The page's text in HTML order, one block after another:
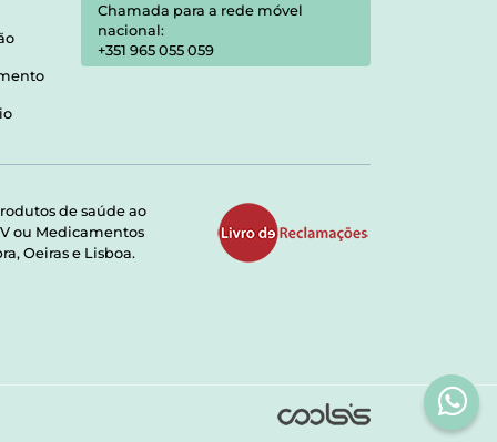
Chamada para a rede móvel
nacional:
+351 965 055 059
de saúde ao
ou Medicamentos
Oeiras e Lisboa.